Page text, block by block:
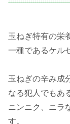
玉ねぎ特有の栄
一種であるケル
玉ねぎの辛み成
なる犯人でもあ
ニンニク、ニラ
す。